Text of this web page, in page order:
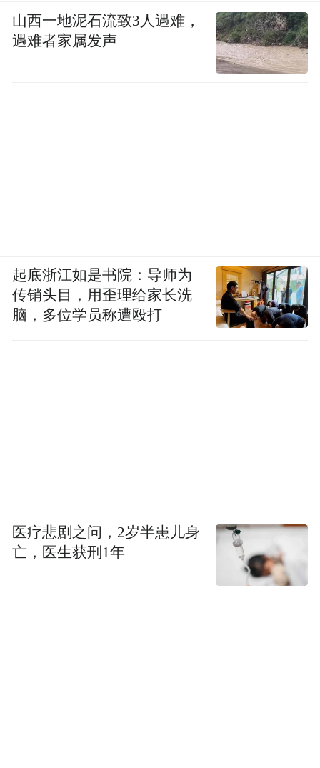
山西一地泥石流致3人遇难，
遇难者家属发声
起底浙江如是书院：导师为
传销头目，用歪理给家长洗
脑，多位学员称遭殴打
医疗悲剧之问，2岁半患儿身
亡，医生获刑1年